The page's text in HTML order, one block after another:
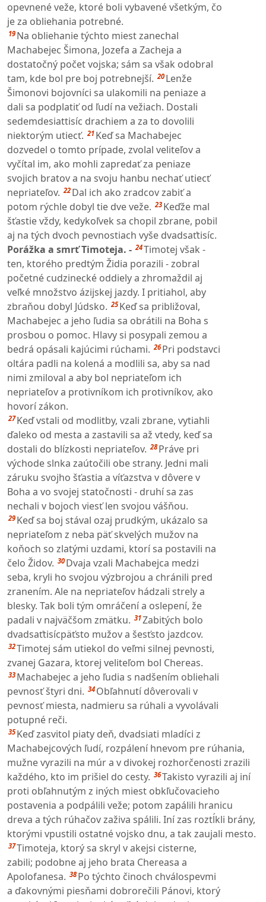
opevnené veže, ktoré boli vybavené všetkým, čo
je za obliehania potrebné.
19 Na obliehanie týchto miest zanechal
Machabejec Šimona, Jozefa a Zacheja a
dostatočný počet vojska; sám sa však odobral
tam, kde bol pre boj potrebnejší. 20 Lenže
Šimonovi bojovníci sa ulakomili na peniaze a
dali sa podplatiť od ľudí na vežiach. Dostali
sedemdesiattisíc drachiem a za to dovolili
niektorým utiecť. 21 Keď sa Machabejec
dozvedel o tomto prípade, zvolal veliteľov a
vyčítal im, ako mohli zapredať za peniaze
svojich bratov a na svoju hanbu nechať utiecť
nepriateľov. 22 Dal ich ako zradcov zabiť a
potom rýchle dobyl tie dve veže. 23 Keďže mal
šťastie vždy, kedykoľvek sa chopil zbrane, pobil
aj na tých dvoch pevnostiach vyše dvadsaťtisíc.
Porážka a smrť Timoteja. - 24Timotej však -
ten, ktorého predtým Židia porazili - zobral
početné cudzinecké oddiely a zhromaždil aj
veľké množstvo ázijskej jazdy. I pritiahol, aby
zbraňou dobyl Júdsko. 25 Keď sa približoval,
Machabejec a jeho ľudia sa obrátili na Boha s
prosbou o pomoc. Hlavy si posypali zemou a
bedrá opásali kajúcimi rúchami. 26 Pri podstavci
oltára padli na kolená a modlili sa, aby sa nad
nimi zmiloval a aby bol nepriateľom ich
nepriateľov a protivníkom ich protivníkov, ako
hovorí zákon.
27 Keď vstali od modlitby, vzali zbrane, vytiahli
ďaleko od mesta a zastavili sa až vtedy, keď sa
dostali do blízkosti nepriateľov. 28 Práve pri
východe slnka zaútočili obe strany. Jedni mali
záruku svojho šťastia a víťazstva v dôvere v
Boha a vo svojej statočnosti - druhí sa zas
nechali v bojoch viesť len svojou vášňou.
29 Keď sa boj stával ozaj prudkým, ukázalo sa
nepriateľom z neba päť skvelých mužov na
koňoch so zlatými uzdami, ktorí sa postavili na
čelo Židov. 30 Dvaja vzali Machabejca medzi
seba, kryli ho svojou výzbrojou a chránili pred
zranením. Ale na nepriateľov hádzali strely a
blesky. Tak boli tým omráčení a oslepení, že
padali v najväčšom zmätku. 31Zabitých bolo
dvadsaťtisícpäťsto mužov a šesťsto jazdcov.
32Timotej sám utiekol do veľmi silnej pevnosti,
zvanej Gazara, ktorej veliteľom bol Chereas.
33 Machabejec a jeho ľudia s nadšením obliehali
pevnosť štyri dni. 34 Obľahnutí dôverovali v
pevnosť miesta, nadmieru sa rúhali a vyvolávali
potupné reči.
35 Keď zasvitol piaty deň, dvadsiati mladíci z
Machabejcových ľudí, rozpálení hnevom pre rúhania,
mužne vyrazili na múr a v divokej rozhorčenosti zrazili
každého, kto im prišiel do cesty. 36Takisto vyrazili aj iní
proti obľahnutým z iných miest obkľučovacieho
postavenia a podpálili veže; potom zapálili hranicu
dreva a tých rúhačov zaživa spálili. Iní zas roztĺkli brány,
ktorými vpustili ostatné vojsko dnu, a tak zaujali mesto.
37Timoteja, ktorý sa skryl v akejsi cisterne,
zabili; podobne aj jeho brata Chereasa a
Apolofanesa. 38 Po týchto činoch chválospevmi
a ďakovnými piesňami dobrorečili Pánovi, ktorý